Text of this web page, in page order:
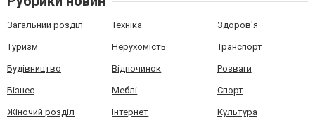
Загальний розділ Техніка Здоров'я
Туризм Нерухомість Транспорт
Будівництво Відпочинок Розваги
Бізнес Меблі Спорт
Жіночий розділ Інтернет Культура